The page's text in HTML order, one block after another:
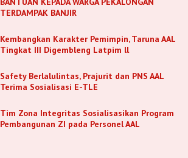
TERDAMPAK BANJIR
Kembangkan Karakter Pemimpin, Taruna AAL
Tingkat III Digembleng Latpim ll
Safety Berlalulintas, Prajurit dan PNS AAL
Terima Sosialisasi E-TLE
Tim Zona Integritas Sosialisasikan Program
Pembangunan ZI pada Personel AAL